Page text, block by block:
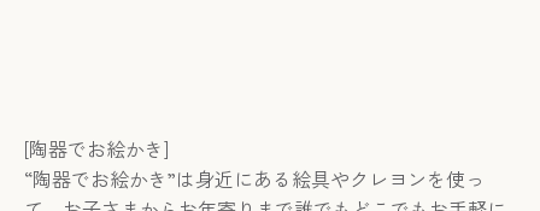
[陶器でお絵かき]
“陶器でお絵かき”は身近にある絵具やクレヨンを使っ